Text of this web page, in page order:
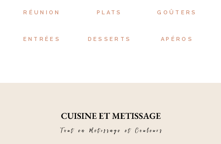
RÉUNION PLATS GOÛTERS
ENTRÉES DESSERTS APÉROS